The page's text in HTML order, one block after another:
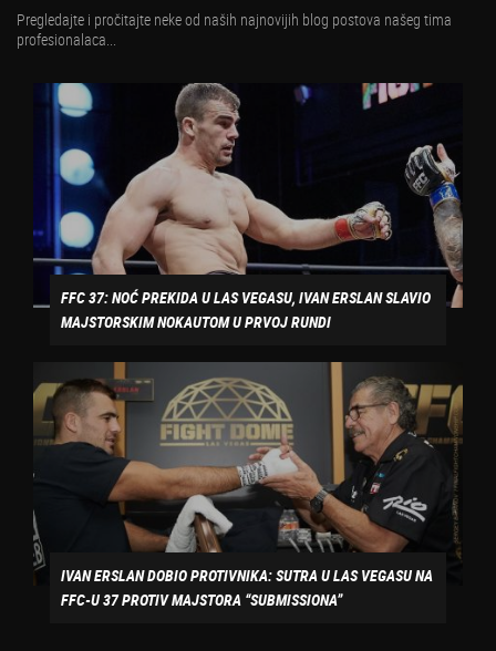
Pregledajte i pročitajte neke od naših najnovijih blog postova našeg tima
profesionalaca...
FFC 37: NOĆ PREKIDA U LAS VEGASU, IVAN ERSLAN SLAVIO
MAJSTORSKIM NOKAUTOM U PRVOJ RUNDI
IVAN ERSLAN DOBIO PROTIVNIKA: SUTRA U LAS VEGASU NA
FFC-U 37 PROTIV MAJSTORA “SUBMISSIONA”